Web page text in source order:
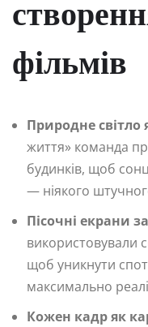
фільмів
Природне світло
життя» команда
будинків, щоб
— ніякого
Пісочні екрани
використовували
щоб уникнути
максимально
Кожен кадр як